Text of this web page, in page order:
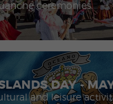
ceremonies.
DAY -
and leisure